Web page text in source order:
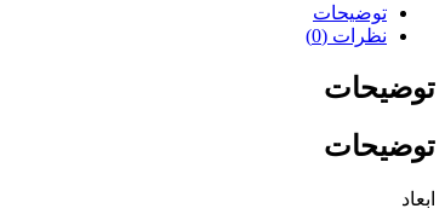
توضیحات
نظرات (0)
توضیحات
توضیحات
ابعاد